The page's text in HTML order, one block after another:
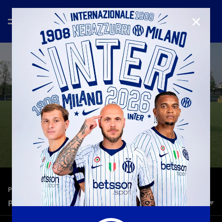
PLAYERS ZONE U23—30 giu 2026
PLAYERS ZONE U23 | MATTEO LAVELLI
Otto puntate, otto storie diverse. Players Zone U23 è un